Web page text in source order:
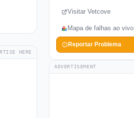
HERE
Visitar Vetcove
Mapa de falhas ao vivo
Reportar Problema
ADVERTISEMENT